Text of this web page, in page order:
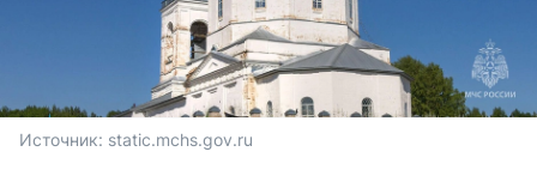
Источник: static.mchs.gov.ru